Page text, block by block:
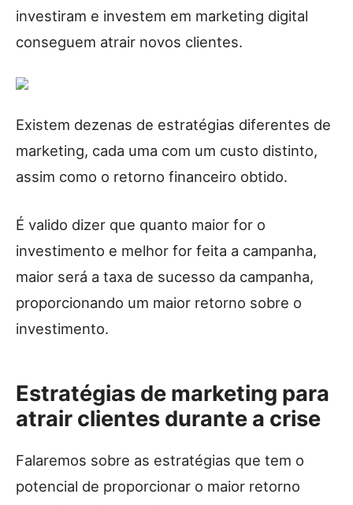
investiram e investem em marketing digital
conseguem atrair novos clientes.
Existem dezenas de estratégias diferentes de
marketing, cada uma com um custo distinto,
assim como o retorno financeiro obtido.
É valido dizer que quanto maior for o
investimento e melhor for feita a campanha,
maior será a taxa de sucesso da campanha,
proporcionando um maior retorno sobre o
investimento.
Estratégias de marketing para
atrair clientes durante a crise
Falaremos sobre as estratégias que tem o
potencial de proporcionar o maior retorno